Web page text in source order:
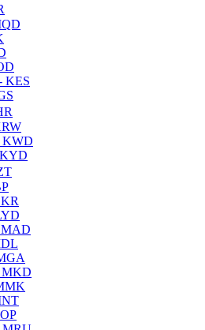
KES
KWD
MKD